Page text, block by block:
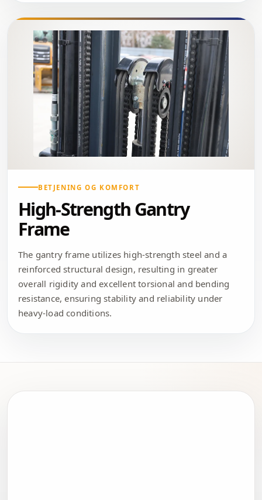
BETJENING OG KOMFORT
High-Strength Gantry
Frame
The gantry frame utilizes high-strength steel and a
reinforced structural design, resulting in greater
overall rigidity and excellent torsional and bending
resistance, ensuring stability and reliability under
heavy-load conditions.